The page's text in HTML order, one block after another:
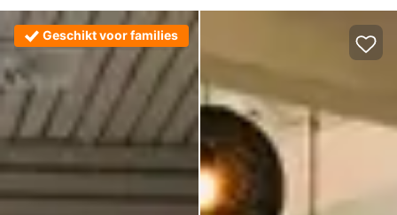
Geschikt voor families